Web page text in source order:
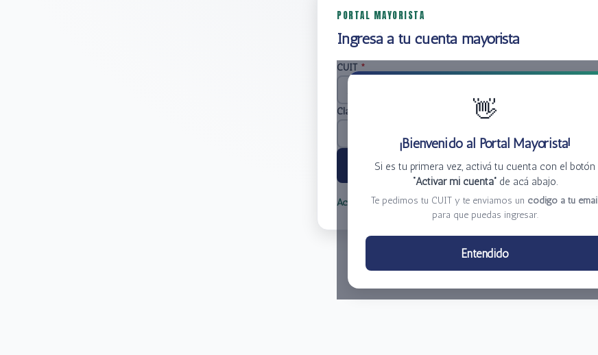
PORTAL MAYORISTA
Ingresá a tu cuenta mayorista
👋
¡Bienvenido al Portal Mayorista!
Si es tu primera vez, activá tu cuenta con el botón
“Activar mi cuenta”de acá abajo.
Te pedimos tu CUIT y te enviamos un código a tu email
para que puedas ingresar.
Entendido
CUIT *
Clave
Ingresar
Activar mi cuenta Olvidé mi clave
Centro de Distribución El Bacha S.A.